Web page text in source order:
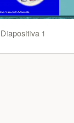
Diapositiva 1